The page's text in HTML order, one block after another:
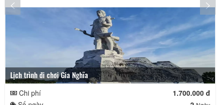
Lịch trình đi chơi Gia Nghĩa
Chi phí
1.700.000 đ